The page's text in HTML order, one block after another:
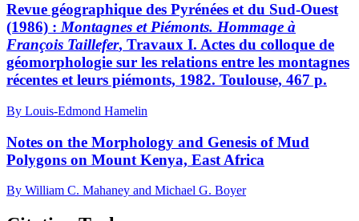
Revue géographique des Pyrénées et du Sud-Ouest
(1986) :Montagnes et Piémonts. Hommage à
François Taillefer, Travaux I. Actes du colloque de
géomorphologie sur les relations entre les montagnes
récentes et leurs piémonts, 1982. Toulouse, 467 p.
By Louis-Edmond Hamelin
Notes on the Morphology and Genesis of Mud
Polygons on Mount Kenya, East Africa
By William C. Mahaney and Michael G. Boyer